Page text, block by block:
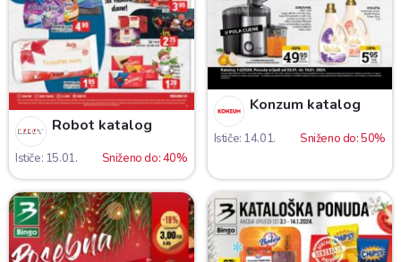
Robot katalog
Ističe: 15.01. Sniženo do: 40%
Konzum katalog
Ističe: 14.01. Sniženo do: 50%